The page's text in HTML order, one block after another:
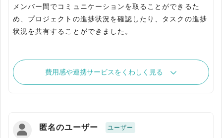
メンバー間でコミュニケーションを取ることができるた
め、プロジェクトの進捗状況を確認したり、タスクの進捗
状況を共有することができました。
費用感や連携サービスをくわしく見る
匿名のユーザー ユーザー